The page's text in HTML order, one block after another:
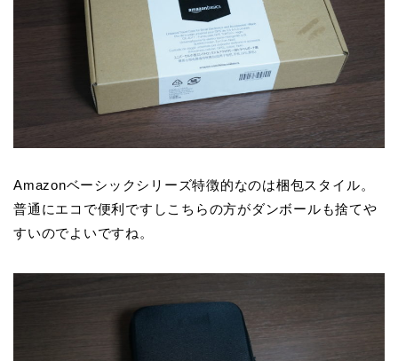
Amazonベーシックシリーズ特徴的なのは梱包スタイル。
普通にエコで便利ですしこちらの方がダンボールも捨てや
すいのでよいですね。